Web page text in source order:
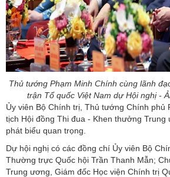
Thủ tướng Phạm Minh Chính cùng lãnh
trận Tổ quốc Việt Nam dự Hội nghị -
Ủy viên Bộ Chính trị, Thủ tướng Chính phủ
tịch Hội đồng Thi đua - Khen thưởng
phát biểu quan trọng.
Dự hội nghị có các đồng chí Ủy viên Bộ
Thường trực Quốc hội Trần Thanh Mẫn;
Trung ương, Giám đốc Học viện Chính trị